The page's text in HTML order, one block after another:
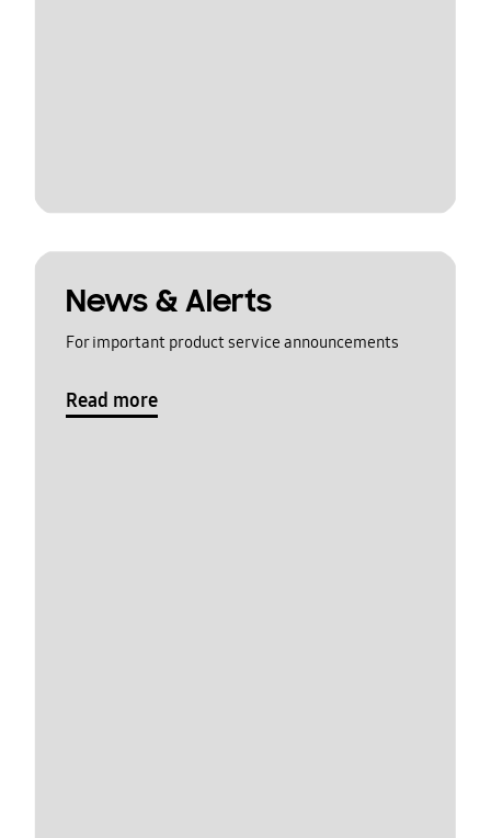
News & Alerts
For important product service announcements
Read more